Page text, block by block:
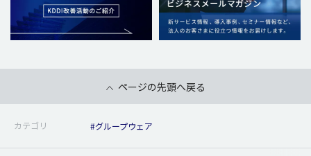
ページの先頭へ戻る
カテゴリ #グループウェア